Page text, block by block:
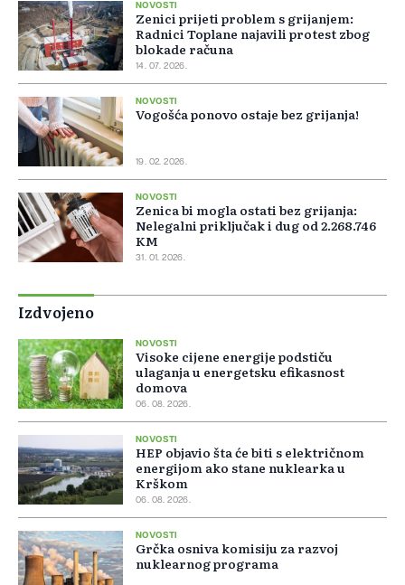
NOVOSTI
Zenici prijeti problem s grijanjem:
Radnici Toplane najavili protest zbog
blokade računa
14. 07. 2026.
NOVOSTI
Vogošća ponovo ostaje bez grijanja!
19. 02. 2026.
NOVOSTI
Zenica bi mogla ostati bez grijanja:
Nelegalni priključak i dug od 2.268.746
KM
31. 01. 2026.
Izdvojeno
NOVOSTI
Visoke cijene energije podstiču
ulaganja u energetsku efikasnost
domova
06. 08. 2026.
NOVOSTI
HEP objavio šta će biti s električnom
energijom ako stane nuklearka u
Krškom
06. 08. 2026.
NOVOSTI
Grčka osniva komisiju za razvoj
nuklearnog programa